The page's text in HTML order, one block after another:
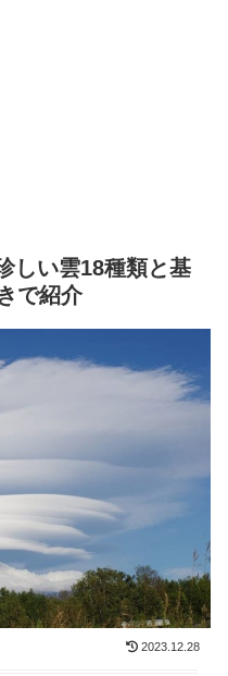
しい雲18種類と基
で紹介
2023.12.28